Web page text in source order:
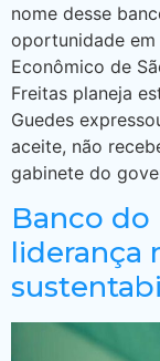
nome desse
oportunidade
Econômico de
Freitas planeja
Guedes
aceite, não
gabinete do
Banco
liderança